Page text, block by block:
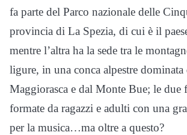
fa parte del Parco nazionale delle
provincia di La Spezia, di cui è il
mentre l’altra ha la sede tra le
ligure, in una conca alpestre
Maggiorasca e dal Monte Bue; le due
formate da ragazzi e adulti con una
per la musica…ma oltre a questo?